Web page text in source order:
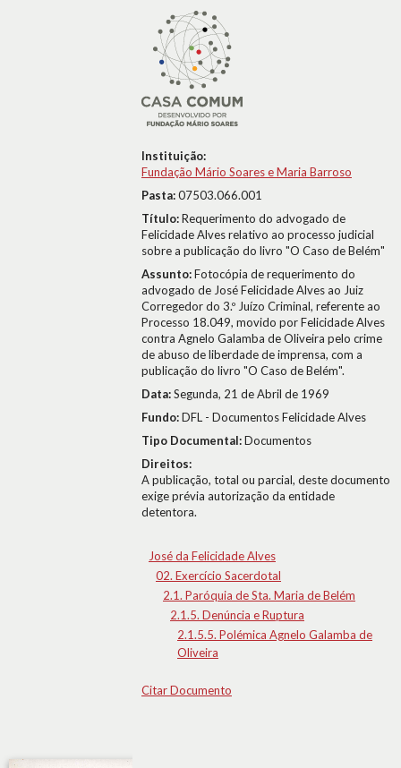
Instituição:
Fundação Mário Soares e Maria Barroso
Pasta:07503.066.001
Título:Requerimento do advogado de
Felicidade Alves relativo ao processo judicial
sobre a publicação do livro "O Caso de Belém"
Assunto:Fotocópia de requerimento do
advogado de José Felicidade Alves ao Juiz
Corregedor do 3.º Juízo Criminal, referente ao
Processo 18.049, movido por Felicidade Alves
contra Agnelo Galamba de Oliveira pelo crime
de abuso de liberdade de imprensa, com a
publicação do livro "O Caso de Belém".
Data:Segunda, 21 de Abril de 1969
Fundo:DFL - Documentos Felicidade Alves
Tipo Documental:Documentos
Direitos:
A publicação, total ou parcial, deste documento
exige prévia autorização da entidade
detentora.
José da Felicidade Alves
02. Exercício Sacerdotal
2.1. Paróquia de Sta. Maria de Belém
2.1.5. Denúncia e Ruptura
2.1.5.5. Polémica Agnelo Galamba de
Oliveira
Citar Documento